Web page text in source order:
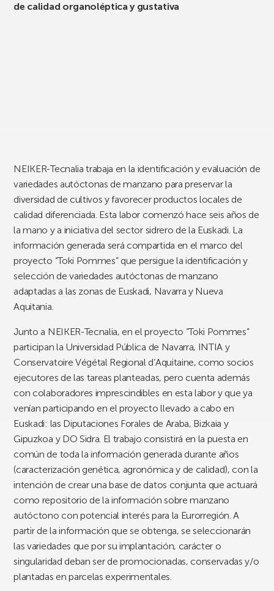
de calidad organoléptica y gustativa
NEIKER-Tecnalia trabaja en la identificación y evaluación de
variedades autóctonas de manzano para preservar la
diversidad de cultivos y favorecer productos locales de
calidad diferenciada. Esta labor comenzó hace seis años de
la mano y a iniciativa del sector sidrero de la Euskadi. La
información generada será compartida en el marco del
proyecto “Toki Pommes” que persigue la identificación y
selección de variedades autóctonas de manzano
adaptadas a las zonas de Euskadi, Navarra y Nueva
Aquitania.
Junto a NEIKER-Tecnalia, en el proyecto “Toki Pommes”
participan la Universidad Pública de Navarra, INTIA y
Conservatoire Végétal Regional d’Aquitaine, como socios
ejecutores de las tareas planteadas, pero cuenta además
con colaboradores imprescindibles en esta labor y que ya
venían participando en el proyecto llevado a cabo en
Euskadi: las Diputaciones Forales de Araba, Bizkaia y
Gipuzkoa y DO Sidra. El trabajo consistirá en la puesta en
común de toda la información generada durante años
(caracterización genética, agronómica y de calidad), con la
intención de crear una base de datos conjunta que actuará
como repositorio de la información sobre manzano
autóctono con potencial interés para la Eurorregión. A
partir de la información que se obtenga, se seleccionarán
las variedades que por su implantación, carácter o
singularidad deban ser de promocionadas, conservadas y/o
plantadas en parcelas experimentales.